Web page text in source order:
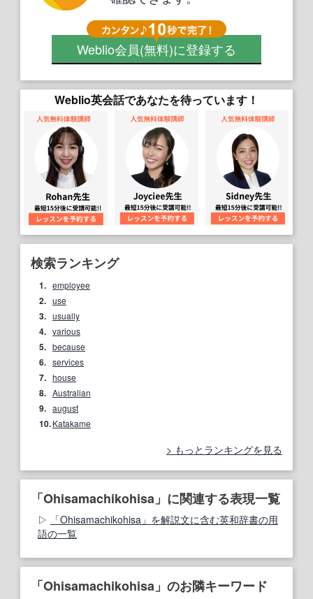
Weblio会員(無料)に登録する
Weblio英会話であなたを待っています！
検索ランキング
1. employee
2. use
3. usually
4. various
5. because
6. services
7. house
8. Australian
9. august
10.Katakame
もっとランキングを見る
「Ohisamachikohisa」に関連する表現一覧
「Ohisamachikohisa」を解説文に含む英和辞書の用
語の一覧
「Ohisamachikohisa」のお隣キーワード